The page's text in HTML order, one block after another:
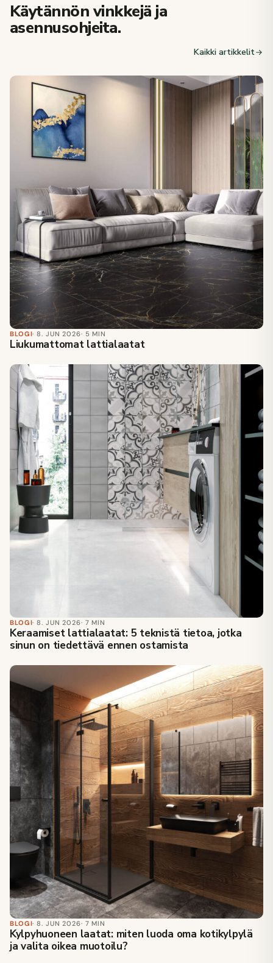
Käytännön vinkkejä ja
asennusohjeita.
Kaikki artikkelit
BLOGI· 8. JUN 2026· 5 MIN
Liukumattomat lattialaatat
BLOGI· 8. JUN 2026· 7 MIN
Keraamiset lattialaatat: 5 teknistä tietoa, jotka
sinun on tiedettävä ennen ostamista
BLOGI· 8. JUN 2026· 7 MIN
Kylpyhuoneen laatat: miten luoda oma kotikylpylä
ja valita oikea muotoilu?